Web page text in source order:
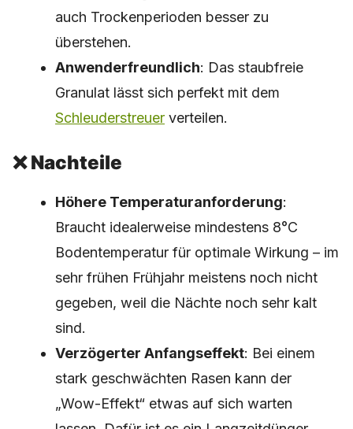
auch Trockenperioden besser zu
überstehen.
Anwenderfreundlich: Das staubfreie
Granulat lässt sich perfekt mit dem
Schleuderstreuer verteilen.
❌ Nachteile
Höhere Temperaturanforderung:
Braucht idealerweise mindestens 8°C
Bodentemperatur für optimale Wirkung – im
sehr frühen Frühjahr meistens noch nicht
gegeben, weil die Nächte noch sehr kalt
sind.
Verzögerter Anfangseffekt: Bei einem
stark geschwächten Rasen kann der
„Wow-Effekt“ etwas auf sich warten